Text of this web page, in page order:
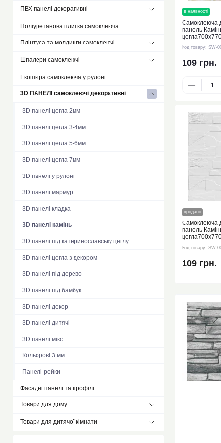
Композитна плитка
Підлоговий вінил у рулонах самоклеючий
LVT плитка для підлоги самоклеюча
Ковролін плитка самоклеюча
Підлоговий пазл
Плівка віконна
Плівка на самоклейці
ПВХ панелі декоративні
ПВХ панелі самоклеюча 30х30см
ПВХ панелі 96х48см
Поліуретанова плитка самоклеюча
Плінтуса та молдинги самоклеючі
Вініловий молдинг
Плінтус
Шпалери самоклеючі
Лляні шпалери самоклеючі
Фактурні шпалери самоклеючі
Екошкіра самоклеюча у рулоні
3D ПАНЕЛІ самоклеючі декоративні
3D панелі цегла 2мм
3D панелі цегла 3-4мм
3D панелі цегла 5-6мм
3D панелі цегла 7мм
3D панелі у рулоні
3D панелі мармур
3D панелі кладка
3D панелі камінь
3D панелі під катеринославську цеглу
3D панелі цегла з декором
3D панелі під дерево
3D панелі під бамбук
3D панелі декор
3D панелі дитячі
3D панелі мікс
Кольорові 3 мм
Панелі-рейки
Фасадні панелі та профілі
Товари для дому
Вологопоглинаючий килимок
Товари для дитячої кімнати
в наявності
Самоклеюча
панель
Код товару: SW-
109 грн.
продано
Самоклеюча
панель
Код товару: SW-
109 грн.